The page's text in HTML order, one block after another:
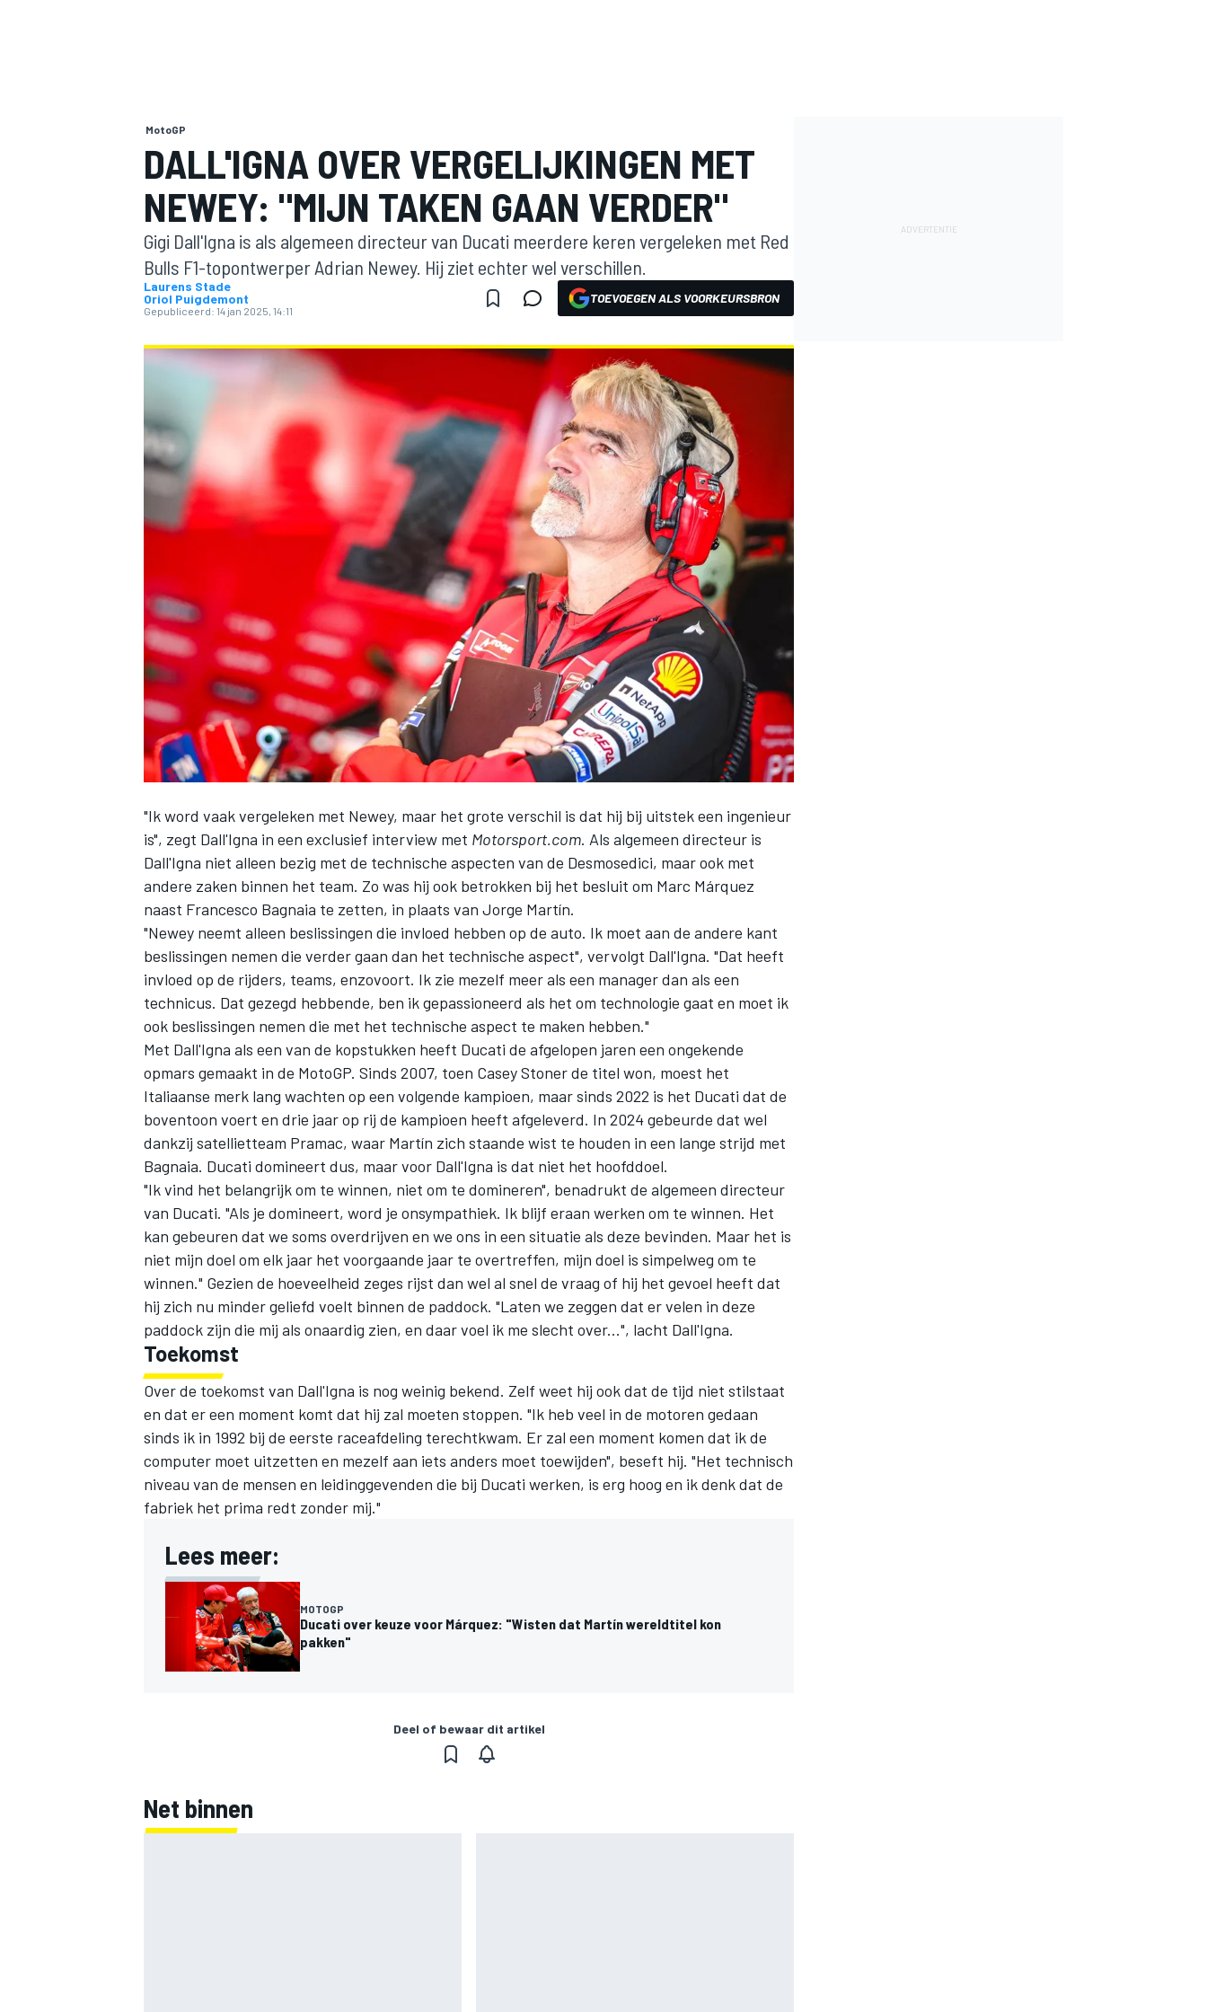
MOTOGP
INDYCAR
WEC DTM
MotoGP
DALL'IGNA OVER VERGELIJKINGEN MET
NEWEY: "MIJN TAKEN GAAN VERDER"
Gigi Dall'Igna is als algemeen directeur van Ducati meerdere keren vergeleken met Red
Bulls F1-topontwerper Adrian Newey. Hij ziet echter wel verschillen.
Laurens Stade
Oriol Puigdemont
Gepubliceerd: 14 jan 2025, 14:11
TOEVOEGEN ALS VOORKEURSBRON
"Ik word vaak vergeleken met Newey, maar het grote verschil is dat hij bij uitstek een ingenieur
is", zegt Dall'Igna in een exclusief interview met Motorsport.com. Als algemeen directeur is
Dall'Igna niet alleen bezig met de technische aspecten van de Desmosedici, maar ook met
andere zaken binnen het team. Zo was hij ook betrokken bij het besluit om Marc Márquez
naast Francesco Bagnaia te zetten, in plaats van Jorge Martín.
"Newey neemt alleen beslissingen die invloed hebben op de auto. Ik moet aan de andere kant
beslissingen nemen die verder gaan dan het technische aspect", vervolgt Dall'Igna. "Dat heeft
invloed op de rijders, teams, enzovoort. Ik zie mezelf meer als een manager dan als een
technicus. Dat gezegd hebbende, ben ik gepassioneerd als het om technologie gaat en moet ik
ook beslissingen nemen die met het technische aspect te maken hebben."
Met Dall'Igna als een van de kopstukken heeft Ducati de afgelopen jaren een ongekende
opmars gemaakt in de MotoGP. Sinds 2007, toen Casey Stoner de titel won, moest het
Italiaanse merk lang wachten op een volgende kampioen, maar sinds 2022 is het Ducati dat de
boventoon voert en drie jaar op rij de kampioen heeft afgeleverd. In 2024 gebeurde dat wel
dankzij satellietteam Pramac, waar Martín zich staande wist te houden in een lange strijd met
Bagnaia. Ducati domineert dus, maar voor Dall'Igna is dat niet het hoofddoel.
"Ik vind het belangrijk om te winnen, niet om te domineren", benadrukt de algemeen directeur
van Ducati. "Als je domineert, word je onsympathiek. Ik blijf eraan werken om te winnen. Het
kan gebeuren dat we soms overdrijven en we ons in een situatie als deze bevinden. Maar het is
niet mijn doel om elk jaar het voorgaande jaar te overtreffen, mijn doel is simpelweg om te
winnen." Gezien de hoeveelheid zeges rijst dan wel al snel de vraag of hij het gevoel heeft dat
hij zich nu minder geliefd voelt binnen de paddock. "Laten we zeggen dat er velen in deze
paddock zijn die mij als onaardig zien, en daar voel ik me slecht over...", lacht Dall'Igna.
Toekomst
Over de toekomst van Dall'Igna is nog weinig bekend. Zelf weet hij ook dat de tijd niet stilstaat
en dat er een moment komt dat hij zal moeten stoppen. "Ik heb veel in de motoren gedaan
sinds ik in 1992 bij de eerste raceafdeling terechtkwam. Er zal een moment komen dat ik de
computer moet uitzetten en mezelf aan iets anders moet toewijden", beseft hij. "Het technisch
niveau van de mensen en leidinggevenden die bij Ducati werken, is erg hoog en ik denk dat de
fabriek het prima redt zonder mij."
Lees meer:
MOTOGP
Ducati over keuze voor Márquez: "Wisten dat Martín wereldtitel kon
pakken"
Deel of bewaar dit artikel
Net binnen